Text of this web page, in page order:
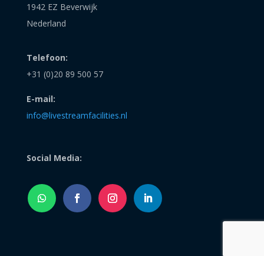
1942 EZ Beverwijk
Nederland
Telefoon:
+31 (0)20 89 500 57
E-mail:
info@livestreamfacilities.nl
Social Media: